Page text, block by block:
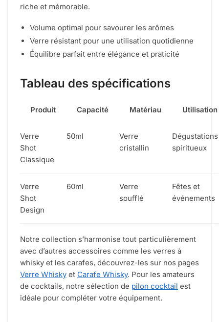
riche et mémorable.
Volume optimal pour savourer les arômes
Verre résistant pour une utilisation quotidienne
Équilibre parfait entre élégance et praticité
Tableau des spécifications
Produit Capacité Matériau Utilisation
Verre
Shot
Classique
50ml
Verre
cristallin
Dégustations
spiritueux
Verre
Shot
Design
60ml
Verre
soufflé
Fêtes et
événements
Notre collection s’harmonise tout particulièrement
avec d’autres accessoires comme les verres à
whisky et les carafes, découvrez-les sur nos pages
Verre Whisky et Carafe Whisky. Pour les amateurs
de cocktails, notre sélection de pilon cocktail est
idéale pour compléter votre équipement.